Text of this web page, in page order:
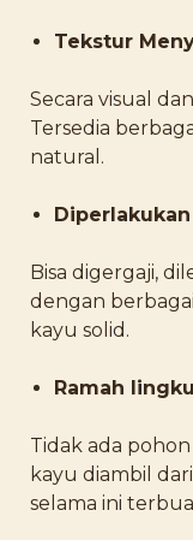
Tekstur
Secara visual
Tersedia
natural.
Bisa digergaji,
dengan
kayu solid.
Ramah
Tidak ada
kayu diambil
selama ini